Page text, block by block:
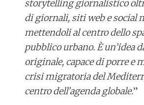
storytelling giornalistico
di giornali, siti web e social
mettendoli al centro dello
pubblico urbano. È un’idea
originale, capace di porre e
crisi migratoria del
centro dell’agenda globale.”